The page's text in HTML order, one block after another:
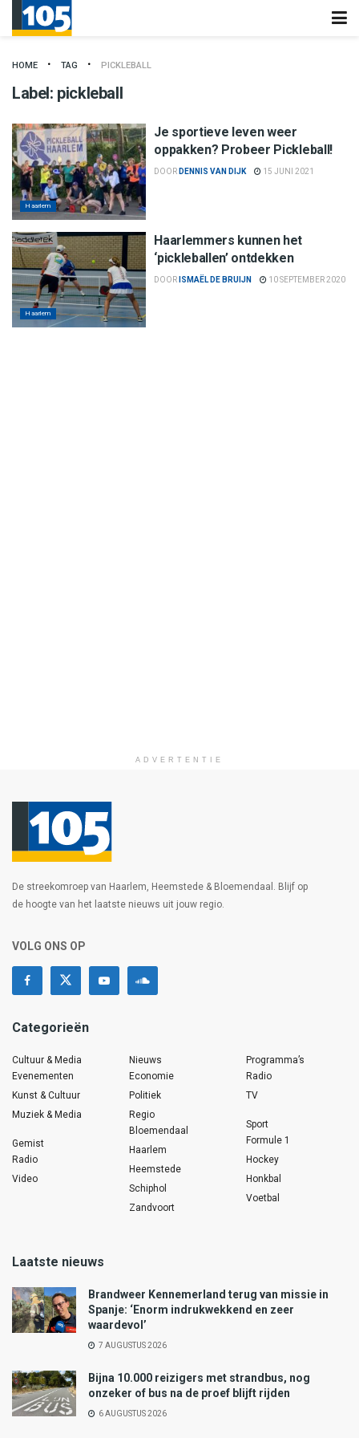
HOME TAG PICKLEBALL
Label: pickleball
Haarlem
Je sportieve leven weer
oppakken? Probeer Pickleball!
DOOR DENNIS VAN DIJK 15 JUNI 2021
Haarlem
Haarlemmers kunnen het
‘pickleballen’ ontdekken
DOOR ISMAËL DE BRUIJN 10 SEPTEMBER 2020
ADVERTENTIE
De streekomroep van Haarlem, Heemstede & Bloemendaal. Blijf op
de hoogte van het laatste nieuws uit jouw regio.
VOLG ONS OP
Categorieën
Cultuur & Media
Evenementen
Kunst & Cultuur
Muziek & Media
Gemist
Radio
Video
Nieuws
Economie
Politiek
Regio
Bloemendaal
Haarlem
Heemstede
Schiphol
Zandvoort
Programma’s
Radio
TV
Sport
Formule 1
Hockey
Honkbal
Voetbal
Laatste nieuws
Brandweer Kennemerland terug van missie in
Spanje: ‘Enorm indrukwekkend en zeer
waardevol’
7 AUGUSTUS 2026
Bijna 10.000 reizigers met strandbus, nog
onzeker of bus na de proef blijft rijden
6 AUGUSTUS 2026